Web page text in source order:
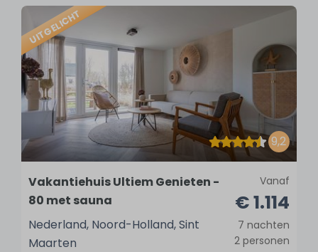
UITGELICHT
9,2
Vanaf
€ 1.114
7 nachten
2 personen
Vakantiehuis Ultiem Genieten -
80 met sauna
Nederland, Noord-Holland, Sint
Maarten